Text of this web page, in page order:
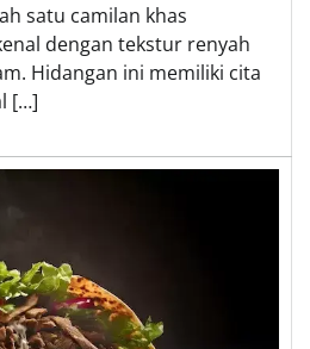
satu camilan khas
dengan tekstur renyah
Hidangan ini memiliki cita
[…]